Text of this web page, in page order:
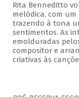
Rita Benneditto
melódica, com
trazendo à tona
sentimentos. As
emolduradas
compositor e
criativas às